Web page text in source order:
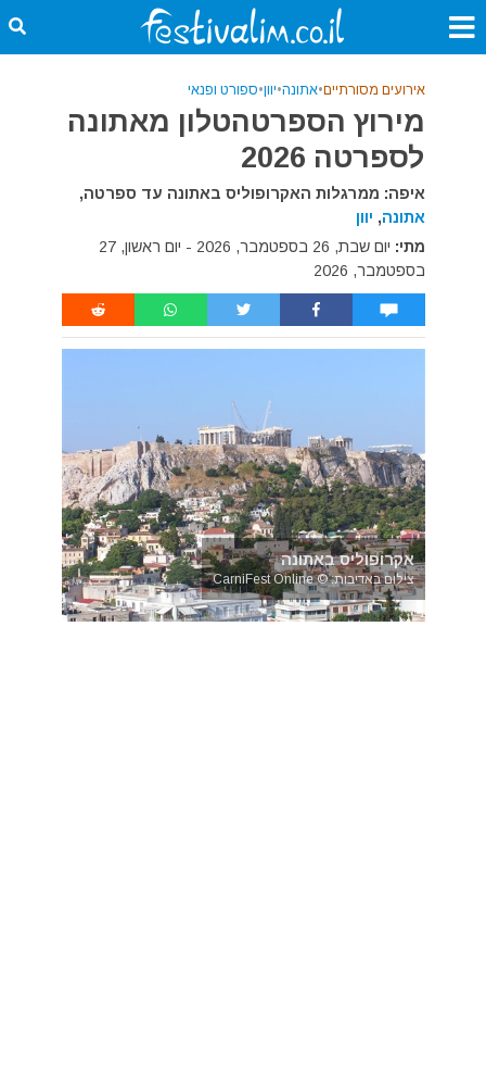
אירועים מסורתיים•אתונה•יוון•ספורט ופנאי
מירוץ הספרטהטלון מאתונה
לספרטה 2026
איפה: ממרגלות האקרופוליס באתונה עד ספרטה,
אתונה, יוון
מתי:
יום שבת, 26 בספטמבר, 2026 - יום ראשון, 27
בספטמבר, 2026
אקרופוליס באתונה
צילום באדיבות: © CarniFest Online